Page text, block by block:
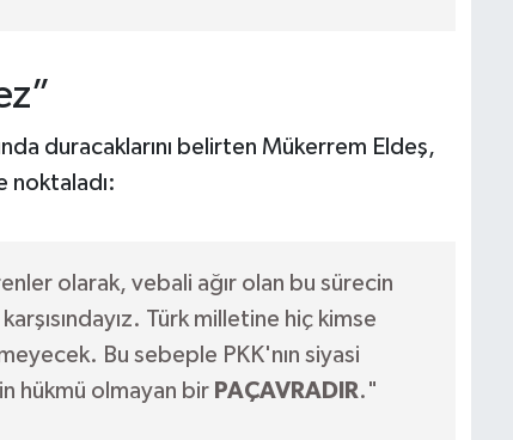
duracaklarını belirten Mükerrem Eldeş,
noktaladı:
olarak, vebali ağır olan bu sürecin
Türk milletine hiç kimse
Bu sebeple PKK'nın siyasi
hükmü olmayan bir PAÇAVRADIR."